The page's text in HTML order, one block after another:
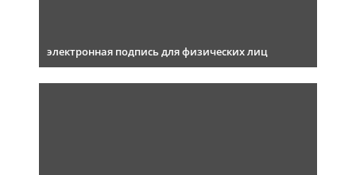
электронная подпись для физических лиц